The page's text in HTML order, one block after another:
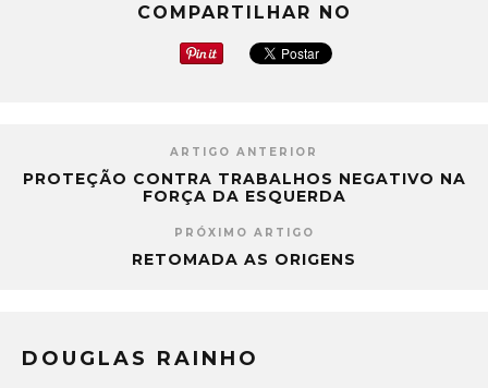
COMPARTILHAR NO
ARTIGO ANTERIOR
PROTEÇÃO CONTRA TRABALHOS NEGATIVO NA
FORÇA DA ESQUERDA
PRÓXIMO ARTIGO
RETOMADA AS ORIGENS
DOUGLAS RAINHO